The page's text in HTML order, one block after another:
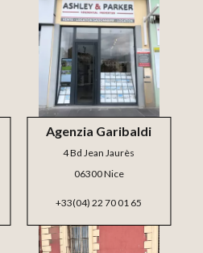
Agenzia Garibaldi
4 Bd Jean Jaurès
06300 Nice
+33(04) 22 70 01 65